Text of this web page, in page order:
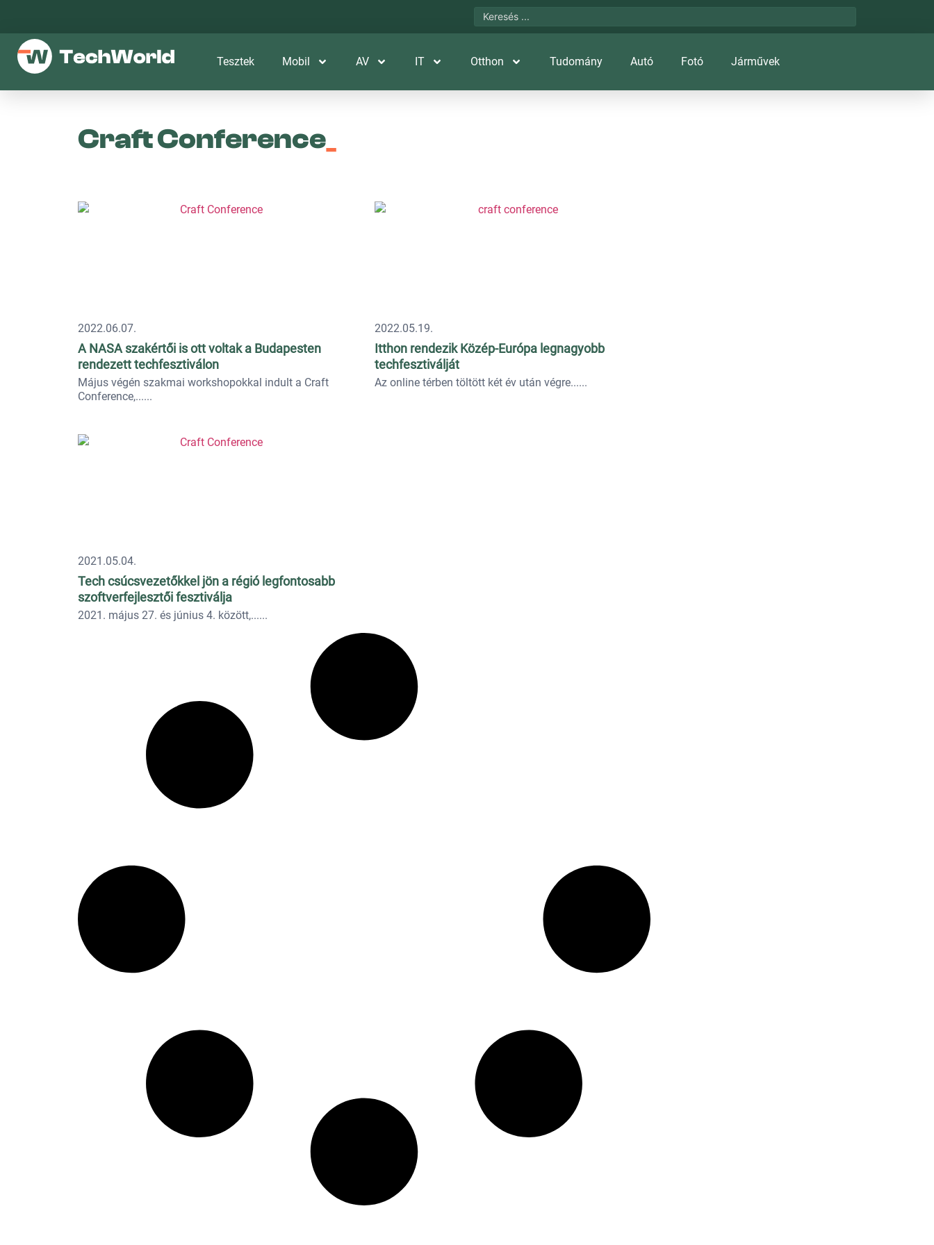
Tesztek Mobil AV IT Otthon Tudomány Autó Fotó Járművek
Craft Conference
2022.06.07.
A NASA szakértői is ott voltak a Budapesten
rendezett techfesztiválon
Május végén szakmai workshopokkal indult a Craft
Conference,...
2022.05.19.
Itthon rendezik Közép-Európa legnagyobb
techfesztiválját
Az online térben töltött két év után végre...
2021.05.04.
Tech csúcsvezetőkkel jön a régió legfontosabb
szoftverfejlesztői fesztiválja
2021. május 27. és június 4. között,...